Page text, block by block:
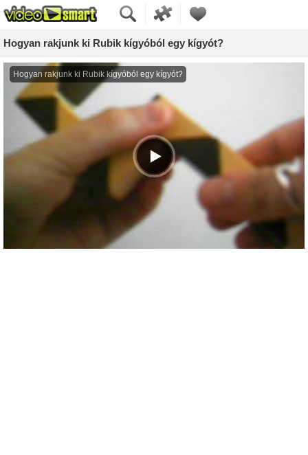
Hogyan rakjunk ki Rubik kígyóból egy kígyót?